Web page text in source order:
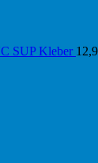
SUP Kleber